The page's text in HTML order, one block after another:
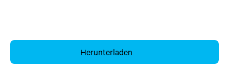
Herunterladen